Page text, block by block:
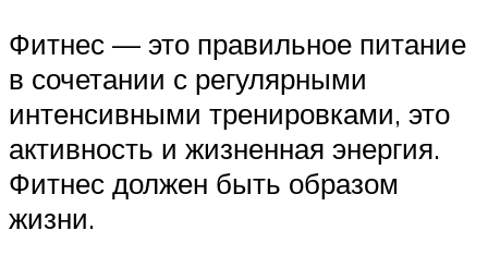
Фитнес — это правильное питание
в сочетании с регулярными
интенсивными тренировками, это
активность и жизненная энергия.
Фитнес должен быть образом
жизни.